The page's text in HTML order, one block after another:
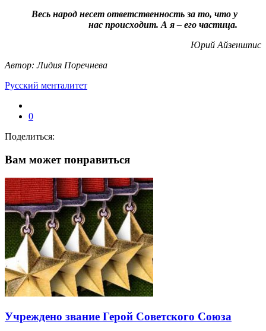
Весь народ несет ответственность за то, что у
нас происходит. А я – его частица.
Юрий Айзеншпис
Автор: Лидия Поречнева
Русский менталитет
0
Поделиться:
Вам может понравиться
Учреждено звание Герой Советского Союза